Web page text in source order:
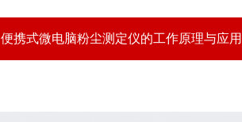
便携式微电脑粉尘测定仪的工作原理与应用